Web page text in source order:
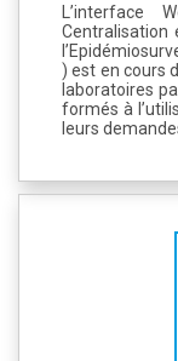
L’interface
Centralisation
) est en cours
laboratoires
formés à
leurs